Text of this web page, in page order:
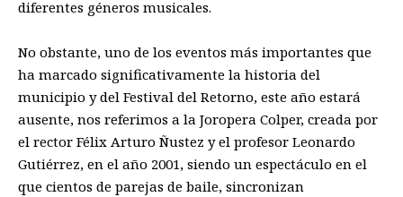
diferentes géneros musicales.
No obstante, uno de los eventos más importantes que
ha marcado significativamente la historia del
municipio y del Festival del Retorno, este año estará
ausente, nos referimos a la Joropera Colper, creada por
el rector Félix Arturo Ñustez y el profesor Leonardo
Gutiérrez, en el año 2001, siendo un espectáculo en el
que cientos de parejas de baile, sincronizan